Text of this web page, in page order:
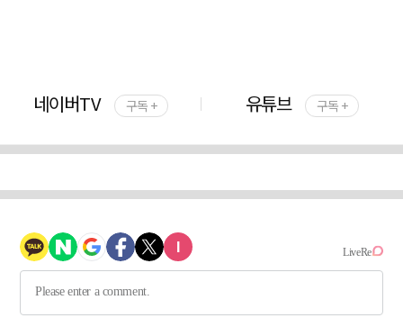
네이버TV 구독 + 유튜브 구독 +